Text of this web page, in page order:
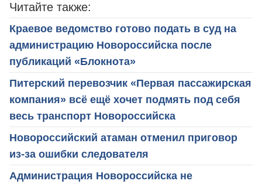
Читайте также:
Краевое ведомство готово подать в суд на
администрацию Новороссийска после
публикаций «Блокнота»
Питерский перевозчик «Первая пассажирская
компания» всё ещё хочет подмять под себя
весь транспорт Новороссийска
Новороссийский атаман отменил приговор
из-за ошибки следователя
Администрация Новороссийска не